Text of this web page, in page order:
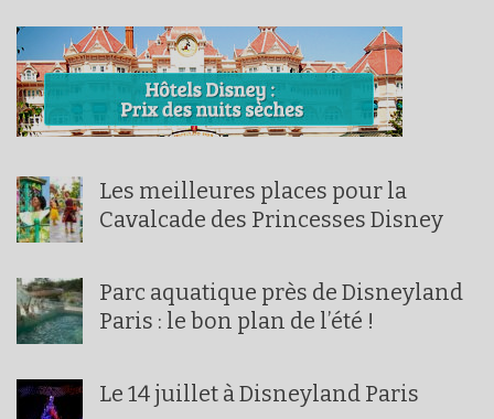
Les meilleures places pour la
Cavalcade des Princesses Disney
Parc aquatique près de Disneyland
Paris : le bon plan de l’été !
Le 14 juillet à Disneyland Paris